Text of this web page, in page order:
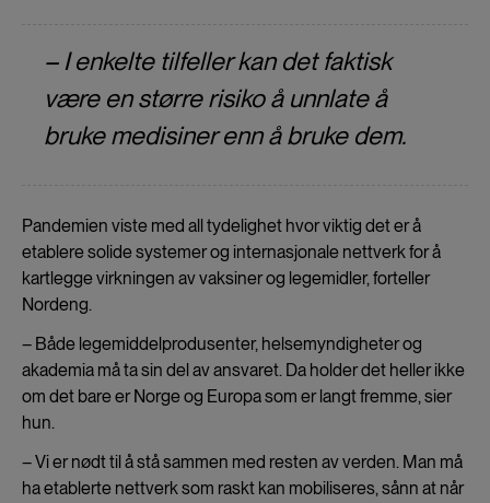
– I enkelte tilfeller kan det faktisk
være en større risiko å unnlate å
bruke medisiner enn å bruke dem.
Pandemien viste med all tydelighet hvor viktig det er å
etablere solide systemer og internasjonale nettverk for å
kartlegge virkningen av vaksiner og legemidler, forteller
Nordeng.
– Både legemiddelprodusenter, helsemyndigheter og
akademia må ta sin del av ansvaret. Da holder det heller ikke
om det bare er Norge og Europa som er langt fremme, sier
hun.
– Vi er nødt til å stå sammen med resten av verden. Man må
ha etablerte nettverk som raskt kan mobiliseres, sånn at når